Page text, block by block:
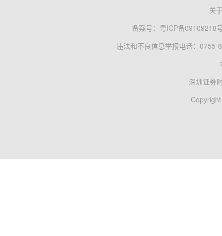
关
备案号： 粤ICP备09109218
违法和不良信息举报电话：0755-
深圳证券